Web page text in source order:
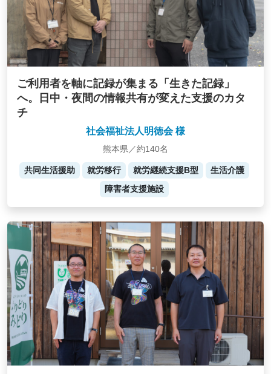
ご利用者を軸に記録が集まる「生きた記録」
へ。日中・夜間の情報共有が変えた支援のカタ
チ
社会福祉法人明徳会 様
熊本県／約140名
共同生活援助 就労移行 就労継続支援B型
生活介護
障害者支援施設